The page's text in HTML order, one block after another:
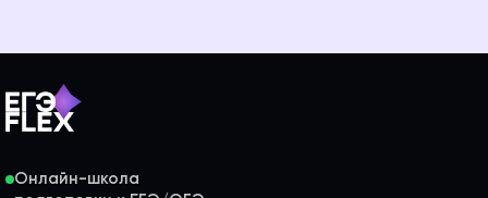
Онлайн-школа